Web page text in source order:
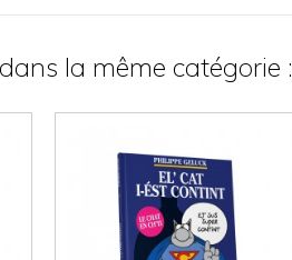
la même catégorie :